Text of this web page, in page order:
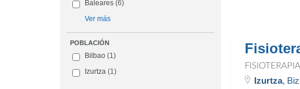
Baleares (6)
Ver más
POBLACIÓN
Bilbao (1)
Izurtza (1)
Izurtza,